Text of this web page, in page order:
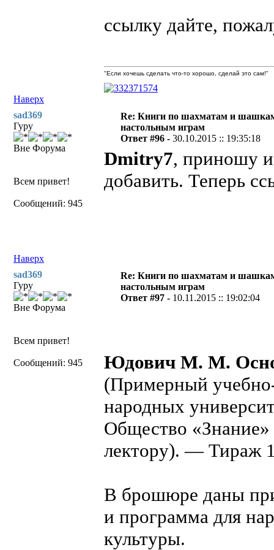
ссылку дайте,
Наверх
"Если хочешь сделать что-то хорошо, сделай это сам!"
sad369
Гуру
Вне Форума
Всем привет!
Сообщений: 945
Re: Книги по шахматам и
настольным играм
Ответ #96 -30.10.2015 :: 19:35:18
Dmitry7, приношу
добавить. Теперь
Наверх
sad369
Гуру
Вне Форума
Всем привет!
Сообщений: 945
Re: Книги по шахматам и
настольным играм
Ответ #97 - 10.11.2015 :: 19:02:04
Юдович М. М.
(Примерный
народных
Общество
лектору). — Тираж
В брошюре даны
и программа для
культуры.